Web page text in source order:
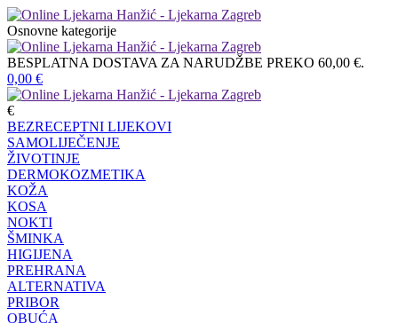
Osnovne kategorije
BESPLATNA DOSTAVA ZA NARUDŽBE PREKO 60,00 €.
0,00 €
€
BEZRECEPTNI LIJEKOVI
SAMOLIJEČENJE
ŽIVOTINJE
DERMOKOZMETIKA
KOŽA
KOSA
NOKTI
ŠMINKA
HIGIJENA
PREHRANA
ALTERNATIVA
PRIBOR
OBUĆA